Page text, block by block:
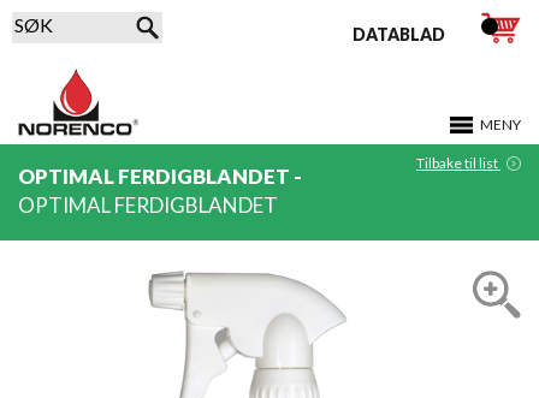
MENY
DATABLAD
OPTIMAL FERDIGBLANDET -
OPTIMAL FERDIGBLANDET
Tilbake til list